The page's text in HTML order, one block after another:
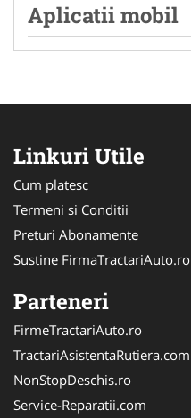
Aplicatii mobil
Linkuri Utile
Cum platesc
Termeni si Conditii
Preturi Abonamente
Sustine FirmaTractariAuto.ro
Parteneri
FirmeTractariAuto.ro
TractariAsistentaRutiera.com
NonStopDeschis.ro
Service-Reparatii.com